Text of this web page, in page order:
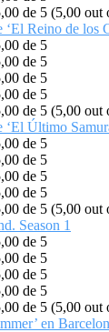
(5,00 out
Reino de los
(5,00 out
‘El Último
(5,00 out
Season 1
(5,00 out
en